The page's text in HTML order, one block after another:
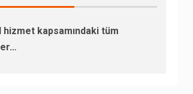
hizmet kapsamındaki tüm